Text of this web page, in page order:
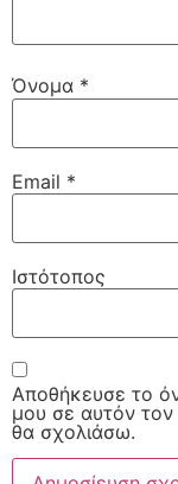
Όνομα *
Email *
Ιστότοπος
Αποθήκευσε το
μου σε αυτόν
θα σχολιάσω.